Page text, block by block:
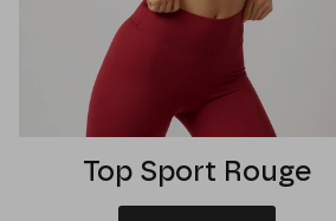
Top Sport Rouge